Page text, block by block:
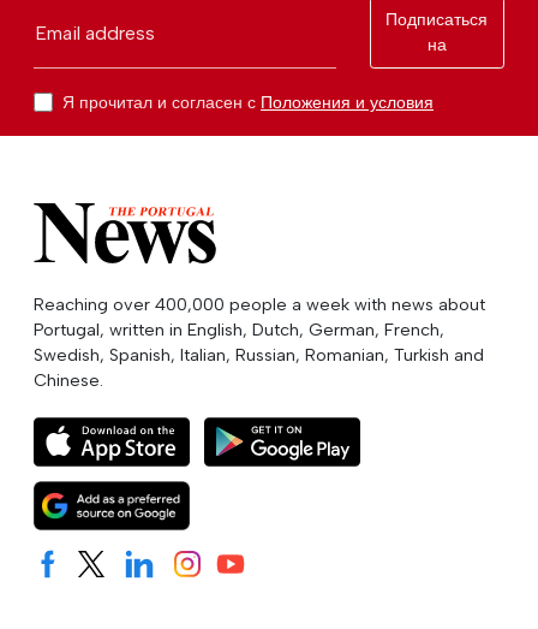
Email address
Подписаться
на
Я прочитал и согласен с Положения и условия
Reaching over 400,000 people a week with news about
Portugal, written in English, Dutch, German, French,
Swedish, Spanish, Italian, Russian, Romanian, Turkish and
Chinese.